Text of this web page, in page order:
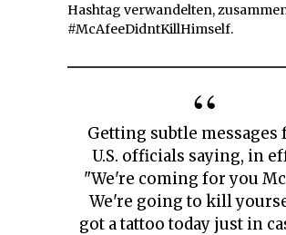
Hashtag verwandelten,
#McAfeeDidntKillHimself.
Getting subtle messages from
U.S. officials saying, in
"We're coming for you
We're going to kill
got a tattoo today just in